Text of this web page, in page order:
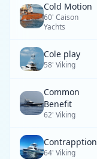
Cold Motion
60' Caison
Yachts
Cole play
58' Viking
Common
Benefit
62' Viking
Contrapption
64' Viking